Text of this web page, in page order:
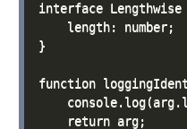
interface
    length: number;
}
function
    return arg;